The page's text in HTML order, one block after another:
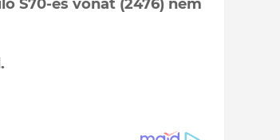
S70-es vonat (2476) nem